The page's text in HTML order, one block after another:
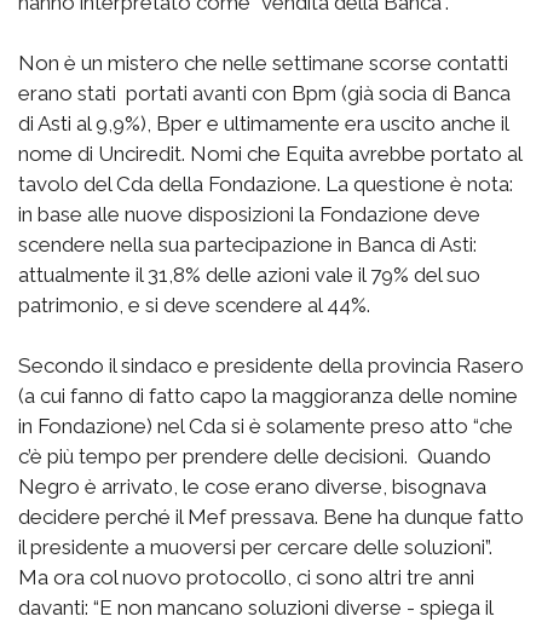
Non è un mistero che nelle settimane scorse contatti
erano stati portati avanti con Bpm (già socia di Banca
di Asti al 9,9%), Bper e ultimamente era uscito anche il
nome di Unciredit. Nomi che Equita avrebbe portato al
tavolo del Cda della Fondazione. La questione è nota:
in base alle nuove disposizioni la Fondazione deve
scendere nella sua partecipazione in Banca di Asti:
attualmente il 31,8% delle azioni vale il 79% del suo
patrimonio, e si deve scendere al 44%.
Secondo il sindaco e presidente della provincia Rasero
(a cui fanno di fatto capo la maggioranza delle nomine
in Fondazione) nel Cda si è solamente preso atto “che
c’è più tempo per prendere delle decisioni. Quando
Negro è arrivato, le cose erano diverse, bisognava
decidere perché il Mef pressava. Bene ha dunque fatto
il presidente a muoversi per cercare delle soluzioni”.
Ma ora col nuovo protocollo, ci sono altri tre anni
davanti: “E non mancano soluzioni diverse - spiega il